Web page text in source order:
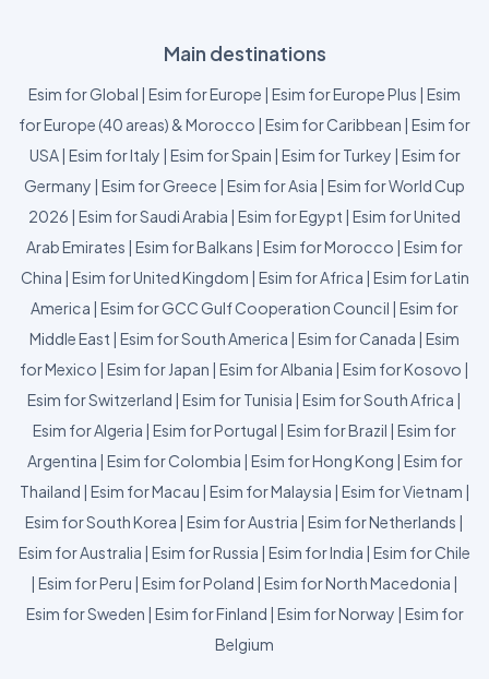
Main destinations
Esim for Global | Esim for Europe | Esim for Europe Plus | Esim
for Europe (40 areas) & Morocco | Esim for Caribbean | Esim for
USA| Esim for Italy | Esim for Spain | Esim for Turkey | Esim for
Germany | Esim for Greece | Esim for Asia | Esim for World Cup
2026 | Esim for Saudi Arabia | Esim for Egypt | Esim for United
Arab Emirates | Esim for Balkans | Esim for Morocco | Esim for
China | Esim for United Kingdom | Esim for Africa | Esim for Latin
America | Esim for GCC Gulf Cooperation Council | Esim for
Middle East | Esim for South America | Esim for Canada | Esim
for Mexico | Esim for Japan | Esim for Albania | Esim for Kosovo |
Esim for Switzerland | Esim for Tunisia | Esim for South Africa |
Esim for Algeria | Esim for Portugal | Esim for Brazil | Esim for
Argentina | Esim for Colombia | Esim for Hong Kong | Esim for
Thailand | Esim for Macau | Esim for Malaysia | Esim for Vietnam |
Esim for South Korea | Esim for Austria | Esim for Netherlands |
Esim for Australia | Esim for Russia | Esim for India | Esim for Chile
| Esim for Peru | Esim for Poland | Esim for North Macedonia |
Esim for Sweden | Esim for Finland | Esim for Norway | Esim for
Belgium